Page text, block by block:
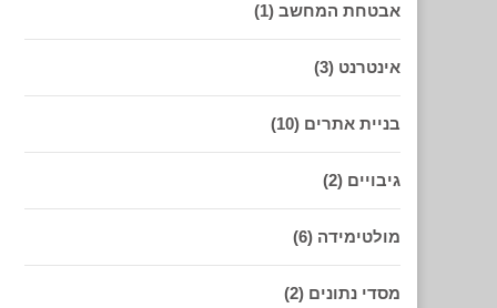
אבטחת המחשב (1)
אינטרנט (3)
בניית אתרים (10)
גיבויים (2)
מולטימידה (6)
מסדי נתונים (2)